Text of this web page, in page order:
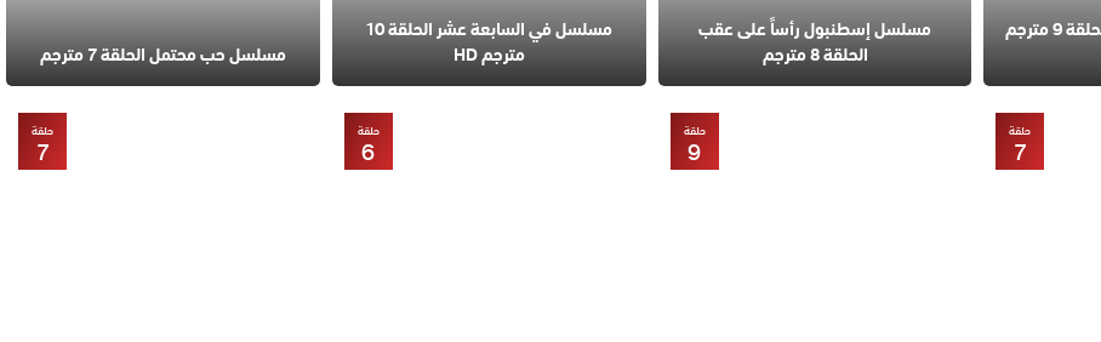
مسلسل قانون الطبيعة الحلقة 9 مترجم
مسلسل إسطنبول رأساً على عقب
الحلقة 8 مترجم
مسلسل في السابعة عشر الحلقة 10
مترجم HD
مسلسل حب محتمل الحلقة 7 مترجم
حلقة
7
حلقة
9
حلقة
6
حلقة
7